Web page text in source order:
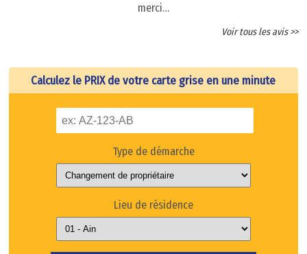
merci…
Voir tous les avis >>
Calculez le PRIX de votre carte grise en une minute
Type de démarche
Lieu de résidence